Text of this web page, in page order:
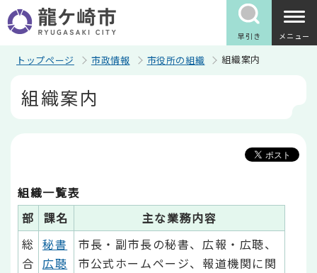
の
ペ
早引き メニュー
トップページ 市政情報 市役所の組織 組織案内
組織案内
組織一覧表
部
課名
主な業務内容
総
合
秘書
広聴
市長・副市長の秘書、広報・広聴、
市公式ホームページ、報道機関に関